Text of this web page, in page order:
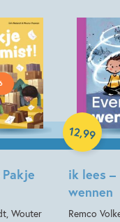
Wouter
ik lees –
wennen
Remco
12,99
Hardcover